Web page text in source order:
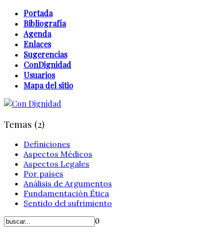
Portada
Bibliografía
Agenda
Enlaces
Sugerencias
ConDignidad
Usuarios
Mapa del sitio
Temas (2)
Definiciones
Aspectos Médicos
Aspectos Legales
Por países
Análisis de Argumentos
Fundamentación Ética
Sentido del sufrimiento
0